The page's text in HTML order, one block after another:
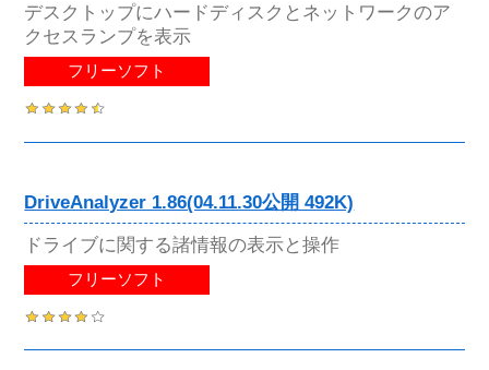
デスクトップにハードディスクとネットワークのア
クセスランプを表示
フリーソフト
DriveAnalyzer 1.86(04.11.30公開 492K)
ドライブに関する諸情報の表示と操作
フリーソフト